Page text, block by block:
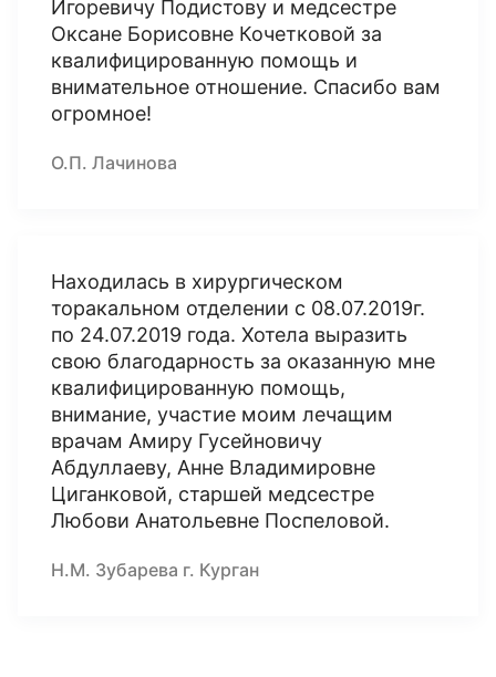
Игоревичу Подистову и медсестре
Оксане Борисовне Кочетковой за
квалифицированную помощь и
внимательное отношение. Спасибо вам
огромное!
О.П. Лачинова
Находилась в хирургическом
торакальном отделении с 08.07.2019г.
по 24.07.2019 года. Хотела выразить
свою благодарность за оказанную мне
квалифицированную помощь,
внимание, участие моим лечащим
врачам Амиру Гусейновичу
Абдуллаеву, Анне Владимировне
Циганковой, старшей медсестре
Любови Анатольевне Поспеловой.
Н.М. Зубарева г. Курган